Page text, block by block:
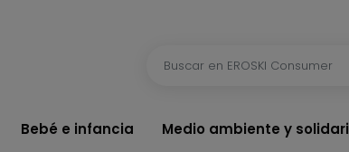
Bebé e infancia Medio ambiente y